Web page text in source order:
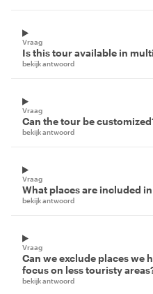
Vraag
Is this tour available in
bekijk antwoord
Vraag
Can the tour be
bekijk antwoord
Vraag
What places are included
bekijk antwoord
Vraag
Can we exclude places we
focus on less touristy
bekijk antwoord